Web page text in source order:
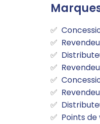
Points